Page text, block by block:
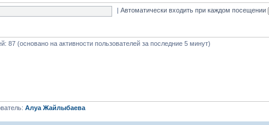
|Автоматически входить при каждом посещении
87 (основано на активности пользователей за последние 5 минут)
Алуа Жайлыбаева